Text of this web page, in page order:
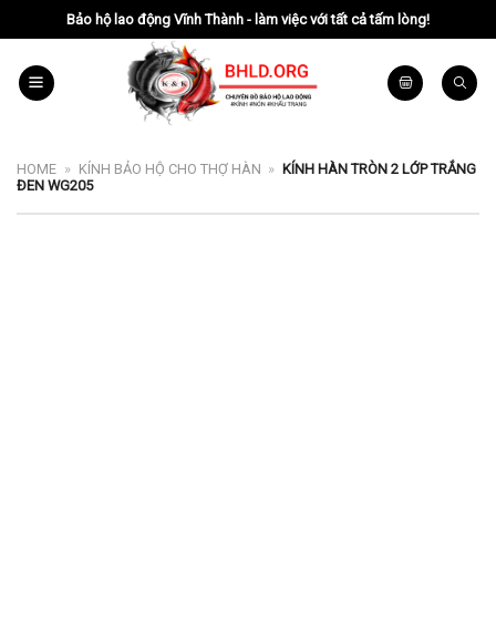
đến
nội
dung
Bảo hộ lao động Vĩnh Thành - làm việc với tất cả tấm lòng!
HOME » KÍNH BẢO HỘ CHO THỢ HÀN » KÍNH HÀN TRÒN 2 LỚP TRẮNG
ĐEN WG205